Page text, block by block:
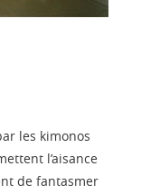
les kimonos
l’aisance
de fantasmer